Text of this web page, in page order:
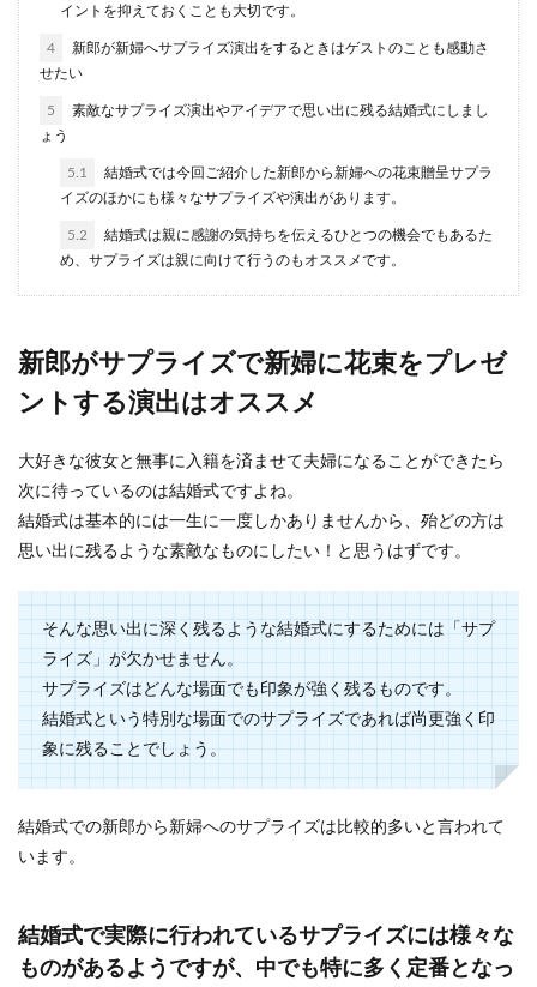
結婚式の衣装といえばやはり、ウエディングドレ
ょうか？ ...
ーを作るコツと注意点
結婚式のオープニングで自作のオリジナルムービ
ーを流したいという人もいるでしょう。 せっかく
に受理してもらう方法を解説
「自分の誕生日に婚姻届を提出して受理してもら
いたいと思っても土日だった！」 このような場
合、婚...
気付かれずに節約する方法
結婚式会場では、様々な場所で装花が使われま
す。 高砂の装花はもちろん、ゲストテーブルやマ
イク、ウェ...
結婚式のケーキにはいろいろな種類があります
が、自分たちの結婚式のケーキとなるとオリジナ
ルにしたい、豪...
イントを抑えておくことも大切です。
4
新郎が新婦へサプライズ演出をするときはゲストのことも感動さ
せたい
5
素敵なサプライズ演出やアイデアで思い出に残る結婚式にしまし
ょう
5.1
結婚式では今回ご紹介した新郎から新婦への花束贈呈サプラ
イズのほかにも様々なサプライズや演出があります。
5.2
結婚式は親に感謝の気持ちを伝えるひとつの機会でもあるた
め、サプライズは親に向けて行うのもオススメです。
新郎がサプライズで新婦に花束をプレゼ
ントする演出はオススメ
大好きな彼女と無事に入籍を済ませて夫婦になることができたら
次に待っているのは結婚式ですよね。
結婚式は基本的には一生に一度しかありませんから、殆どの方は
思い出に残るような素敵なものにしたい！と思うはずです。
そんな思い出に深く残るような結婚式にするためには「サプ
ライズ」が欠かせません。
サプライズはどんな場面でも印象が強く残るものです。
結婚式という特別な場面でのサプライズであれば尚更強く印
象に残ることでしょう。
結婚式での新郎から新婦へのサプライズは比較的多いと言われて
います。
結婚式で実際に行われているサプライズには様々な
ものがあるようですが、中でも特に多く定番となっ